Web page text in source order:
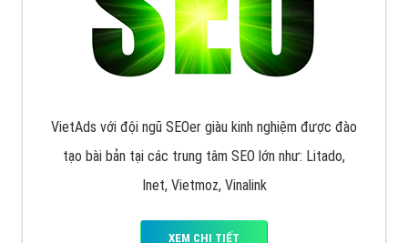
VietAds với đội ngũ SEOer giàu kinh nghiệm được đào
tạo bài bản tại các trung tâm SEO lớn như: Litado,
Inet, Vietmoz, Vinalink
XEM CHI TIẾT